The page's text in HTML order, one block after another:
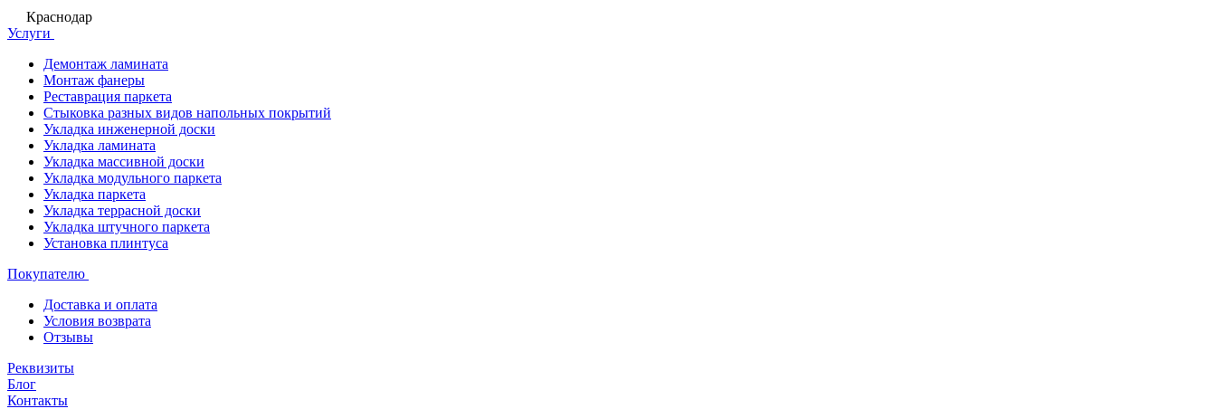
Краснодар
Услуги
Демонтаж ламината
Монтаж фанеры
Реставрация паркета
Стыковка разных видов напольных покрытий
Укладка инженерной доски
Укладка ламината
Укладка массивной доски
Укладка модульного паркета
Укладка паркета
Укладка террасной доски
Укладка штучного паркета
Установка плинтуса
Покупателю
Доставка и оплата
Условия возврата
Отзывы
Реквизиты
Блог
Контакты